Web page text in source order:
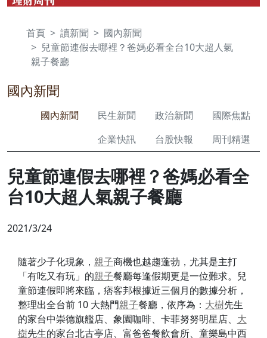
首頁 讀新聞
國內新聞
兒童節連假去哪裡？爸媽必看全台10大超人氣
親子餐廳
國內新聞
國內新聞 民生新聞 政治新聞
國際焦點
企業快訊
台股快報 周刊精選
兒童節連假去哪裡？爸媽必看全
台10大超人氣親子餐廳
2021/3/24
隨著少子化現象， 親子商機也越趨蓬勃，尤其是主打
「有吃又有玩」的親子餐廳每逢假期更是一位難求。兒
童節連假即將來臨，痞客邦根據近三個月的數據分析，
整理出全台前 10 大熱門親子餐廳，依序為： 大樹先生
的家台中崇德旗艦店、象園咖啡、卡菲努努明星店、 大
樹先生的家台北古亭店、富爸爸餐飲會所、童樂島中西